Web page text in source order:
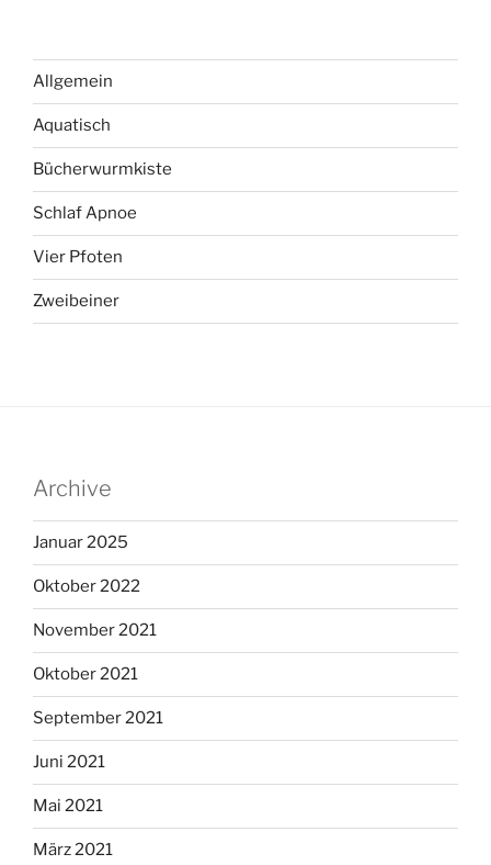
Allgemein
Aquatisch
Bücherwurmkiste
Schlaf Apnoe
Vier Pfoten
Zweibeiner
Archive
Januar 2025
Oktober 2022
November 2021
Oktober 2021
September 2021
Juni 2021
Mai 2021
März 2021